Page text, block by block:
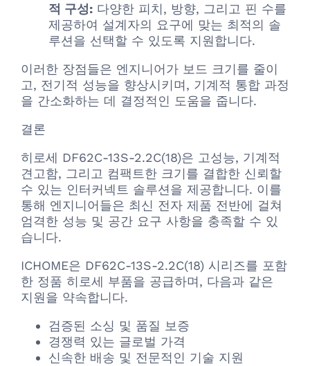
적 구성: 다양한 피치, 방향, 그리고 핀 수를
제공하여 설계자의 요구에 맞는 최적의 솔
루션을 선택할 수 있도록 지원합니다.
이러한 장점들은 엔지니어가 보드 크기를 줄이
고, 전기적 성능을 향상시키며, 기계적 통합 과정
을 간소화하는 데 결정적인 도움을 줍니다.
결론
히로세 DF62C-13S-2.2C(18)은 고성능, 기계적
견고함, 그리고 컴팩트한 크기를 결합한 신뢰할
수 있는 인터커넥트 솔루션을 제공합니다. 이를
통해 엔지니어들은 최신 전자 제품 전반에 걸쳐
엄격한 성능 및 공간 요구 사항을 충족할 수 있
습니다.
ICHOME은 DF62C-13S-2.2C(18) 시리즈를 포함
한 정품 히로세 부품을 공급하며, 다음과 같은
지원을 약속합니다.
검증된 소싱 및 품질 보증
경쟁력 있는 글로벌 가격
신속한 배송 및 전문적인 기술 지원